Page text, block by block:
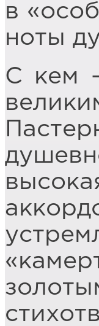
в
ноты
С кем